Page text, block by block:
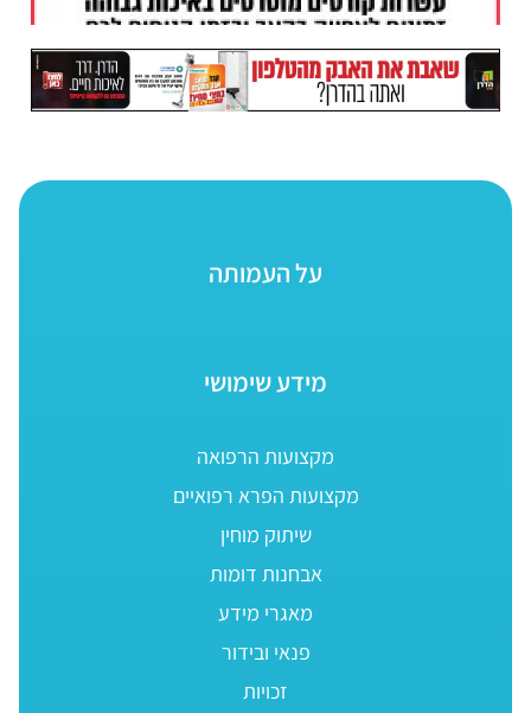
על העמותה
מידע שימושי
מקצועות הרפואה
מקצועות הפרא רפואיים
שיתוק מוחין
אבחנות דומות
מאגרי מידע
פנאי ובידור
זכויות